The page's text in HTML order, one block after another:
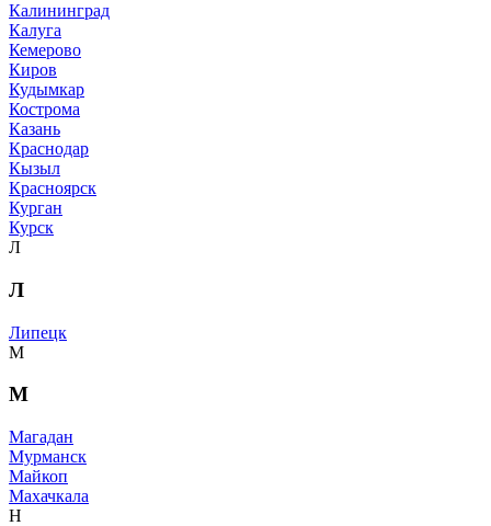
Калининград
Калуга
Кемерово
Киров
Кудымкар
Кострома
Казань
Краснодар
Кызыл
Красноярск
Курган
Курск
Л
Л
Липецк
М
М
Магадан
Мурманск
Майкоп
Махачкала
Н